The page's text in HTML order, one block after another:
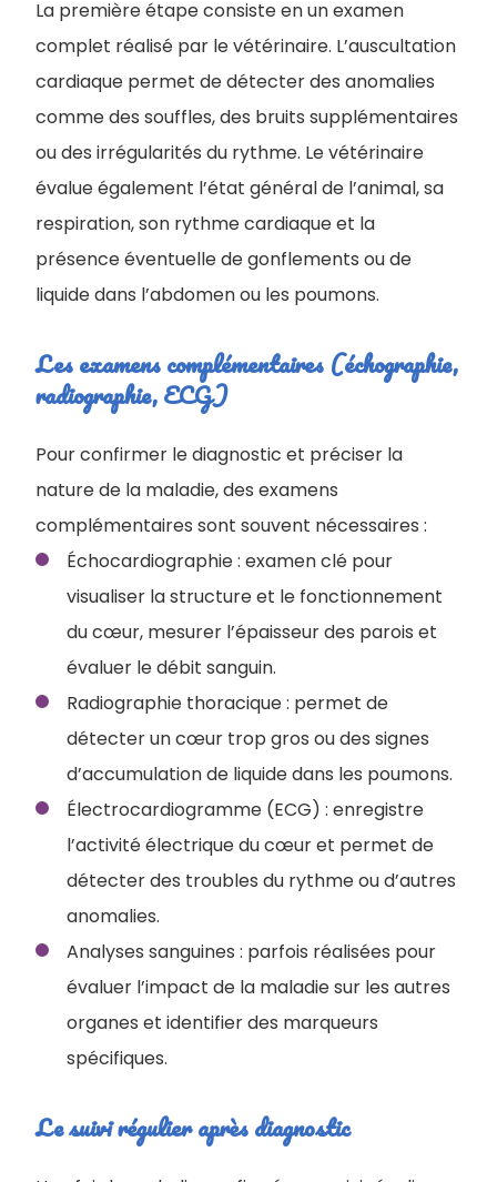
La première étape consiste en un examen
complet réalisé par le vétérinaire. L’auscultation
cardiaque permet de détecter des anomalies
comme des souffles, des bruits supplémentaires
ou des irrégularités du rythme. Le vétérinaire
évalue également l’état général de l’animal, sa
respiration, son rythme cardiaque et la
présence éventuelle de gonflements ou de
liquide dans l’abdomen ou les poumons.
Les examens complémentaires (échographie,
radiographie, ECG)
Pour confirmer le diagnostic et préciser la
nature de la maladie, des examens
complémentaires sont souvent nécessaires :
Échocardiographie : examen clé pour
visualiser la structure et le fonctionnement
du cœur, mesurer l’épaisseur des parois et
évaluer le débit sanguin.
Radiographie thoracique : permet de
détecter un cœur trop gros ou des signes
d’accumulation de liquide dans les poumons.
Électrocardiogramme (ECG) : enregistre
l’activité électrique du cœur et permet de
détecter des troubles du rythme ou d’autres
anomalies.
Analyses sanguines : parfois réalisées pour
évaluer l’impact de la maladie sur les autres
organes et identifier des marqueurs
spécifiques.
Le suivi régulier après diagnostic